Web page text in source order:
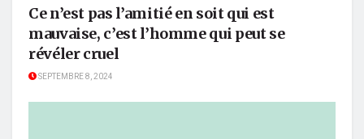
Ce n’est pas l’amitié en soit qui est
mauvaise, c’est l’homme qui peut se
révéler cruel
SEPTEMBRE 8, 2024